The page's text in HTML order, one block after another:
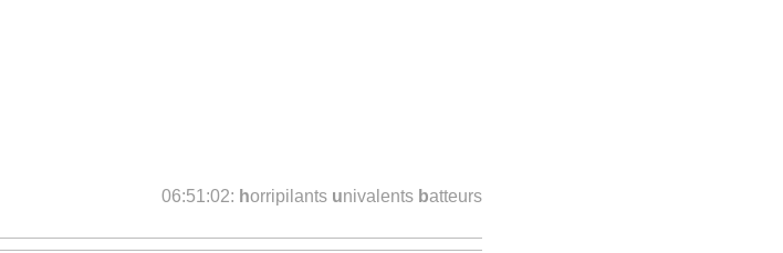
06:51:02: horripilants univalents batteurs